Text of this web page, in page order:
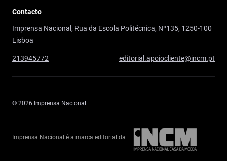
Contacto
Imprensa Nacional, Rua da Escola Politécnica, Nº135, 1250-100
Lisboa
213945772 editorial.apoiocliente@incm.pt
© 2026 Imprensa Nacional
Imprensa Nacional é a marca editorial da